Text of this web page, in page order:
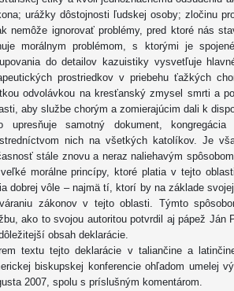
urážky dôstojnosti ľudskej osoby; zločinu
nemôže ignorovať problémy, pred ktoré nás
morálnym problémom, s ktorými je
do detailov kazuistiky vysvetľuje
prostriedkov v priebehu ťažkých
odvolávkou na kresťanský zmysel smrti a
aby službe chorým a zomierajúcim dali k
upresňuje samotný dokument,
nich na všetkých katolíkov. Je
stále znovu a neraz naliehavým
morálne princípy, ktoré platia v tejto
dobrej vôle – najmä tí, ktorí by na základe
zákonov v tejto oblasti. Týmto
ako to svojou autoritou potvrdil aj pápež
obsah deklarácie.
textu tejto deklarácie v taliančine a
biskupskej konferencie ohľadom umelej
2007, spolu s príslušným komentárom.